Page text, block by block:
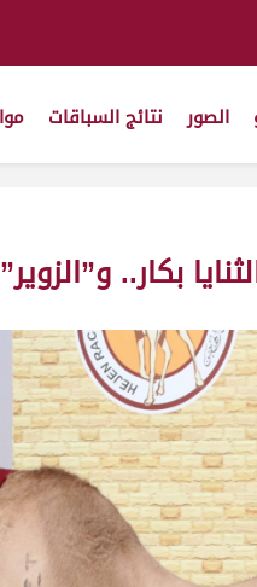
الصور نتائج السباقات
بكار..